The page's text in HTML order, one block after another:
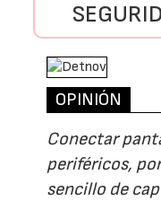
OPINIÓN
Conectar
periféricos,
sencillo de